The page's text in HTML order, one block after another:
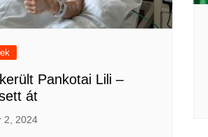
Pankotai Lili –
át
2, 2024